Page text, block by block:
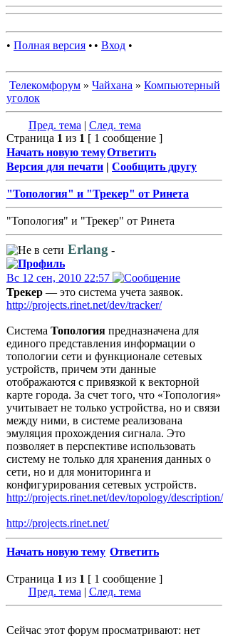
• Полная версия • • Вход •
Телекомфорум » Чайхана » Компьютерный
уголок
Пред. тема | След. тема
Страница 1 из 1 [ 1 сообщение ]
Начать новую темуОтветить
Версия для печати | Сообщить другу
"Топология" и "Трекер" от Ринета
"Топология" и "Трекер" от Ринета
Erlang -
Вс 12 сен, 2010 22:57
Трекер — это система учета заявок.
http://projects.rinet.net/dev/tracker/
Система Топология предназначена для
единого представления информации о
топологии сети и функционале сетевых
устройств, причем эти данные
отображаются с привязкой к векторной
карте города. За счет того, что «Топология»
учитывает не только устройства, но и связи
между ними, в системе реализована
эмуляция прохождения сигнала. Это
позволяет в перспективе использовать
систему не только для хранения данных о
сети, но и для мониторинга и
конфигурирования сетевых устройств.
http://projects.rinet.net/dev/topology/description/
http://projects.rinet.net/
Начать новую тему Ответить
Страница 1 из 1 [ 1 сообщение ]
Пред. тема | След. тема
Сейчас этот форум просматривают: нет